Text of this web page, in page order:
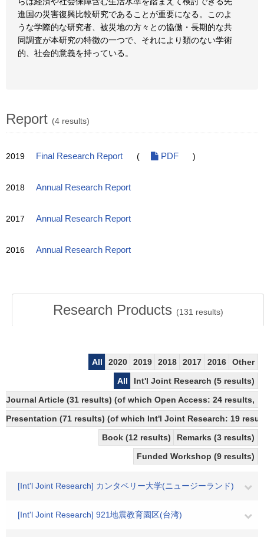
進国の災害復興比較研究であることが重要になる。このよ
うな学際的な研究者、被災地の方々との協働・長期的な共
同調査が本研究の特徴の一つで、それにより類のない学術
的、社会的意義を持っている。
Report (4 results)
2019 Final Research Report ( PDF )
2018 Annual Research Report
2017 Annual Research Report
2016 Annual Research Report
Research Products (131 results)
All 2020 2019 2018 2017 2016
Other
All
Int'l Joint Research (5 results)
Journal Article (31 results) (of which Open Access: 24 results,
Presentation (71 results) (of which Int'l Joint Research: 19
Book (12 results)
Remarks (3 results)
Funded Workshop (9 results)
[Int'l Joint Research] カンタベリー大学(ニュージーランド)
[Int'l Joint Research] 921地震教育園区(台湾)